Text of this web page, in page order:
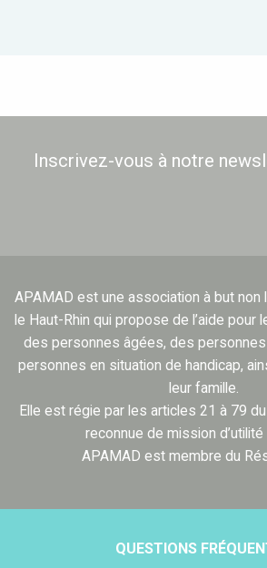
Inscrivez-vous à notre
APAMAD est une association à but non
le Haut-Rhin qui propose de l’aide pour
des personnes âgées, des
personnes en situation de handicap,
leur famille.
Elle est régie par les articles 21 à 79
reconnue de mission d’utilité
APAMAD est membre du
QUESTIONS